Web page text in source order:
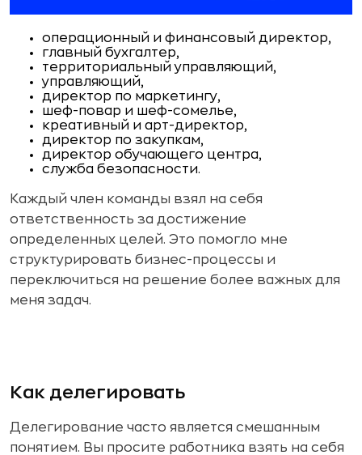
операционный и финансовый директор,
главный бухгалтер,
территориальный управляющий,
управляющий,
директор по маркетингу,
шеф-повар и шеф-сомелье,
креативный и арт-директор,
директор по закупкам,
директор обучающего центра,
служба безопасности.
Каждый член команды взял на себя
ответственность за достижение
определенных целей. Это помогло мне
структурировать бизнес-процессы и
переключиться на решение более важных для
меня задач.
Как делегировать
Делегирование часто является смешанным
понятием. Вы просите работника взять на себя